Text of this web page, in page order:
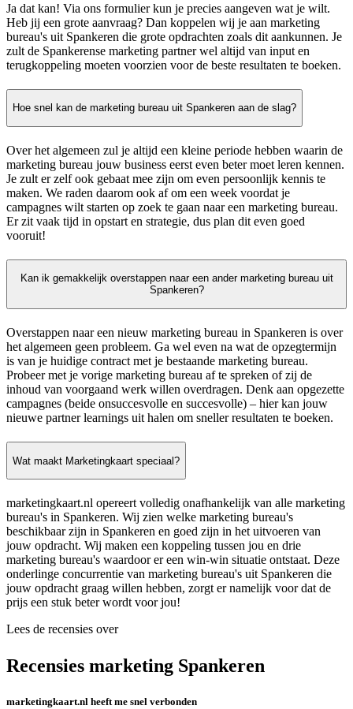
Ja dat kan! Via ons formulier kun je precies aangeven wat je wilt.
Heb jij een grote aanvraag? Dan koppelen wij je aan marketing
bureau's uit Spankeren die grote opdrachten zoals dit aankunnen. Je
zult de Spankerense marketing partner wel altijd van input en
terugkoppeling moeten voorzien voor de beste resultaten te boeken.
Hoe snel kan de marketing bureau uit Spankeren aan de slag?
Over het algemeen zul je altijd een kleine periode hebben waarin de
marketing bureau jouw business eerst even beter moet leren kennen.
Je zult er zelf ook gebaat mee zijn om even persoonlijk kennis te
maken. We raden daarom ook af om een week voordat je
campagnes wilt starten op zoek te gaan naar een marketing bureau.
Er zit vaak tijd in opstart en strategie, dus plan dit even goed
vooruit!
Kan ik gemakkelijk overstappen naar een ander marketing bureau uit
Spankeren?
Overstappen naar een nieuw marketing bureau in Spankeren is over
het algemeen geen probleem. Ga wel even na wat de opzegtermijn
is van je huidige contract met je bestaande marketing bureau.
Probeer met je vorige marketing bureau af te spreken of zij de
inhoud van voorgaand werk willen overdragen. Denk aan opgezette
campagnes (beide onsuccesvolle en succesvolle) – hier kan jouw
nieuwe partner learnings uit halen om sneller resultaten te boeken.
Wat maakt Marketingkaart speciaal?
marketingkaart.nl opereert volledig onafhankelijk van alle marketing
bureau's in Spankeren. Wij zien welke marketing bureau's
beschikbaar zijn in Spankeren en goed zijn in het uitvoeren van
jouw opdracht. Wij maken een koppeling tussen jou en drie
marketing bureau's waardoor er een win-win situatie ontstaat. Deze
onderlinge concurrentie van marketing bureau's uit Spankeren die
jouw opdracht graag willen hebben, zorgt er namelijk voor dat de
prijs een stuk beter wordt voor jou!
Lees de recensies over
Recensies marketing Spankeren
marketingkaart.nl heeft me snel verbonden